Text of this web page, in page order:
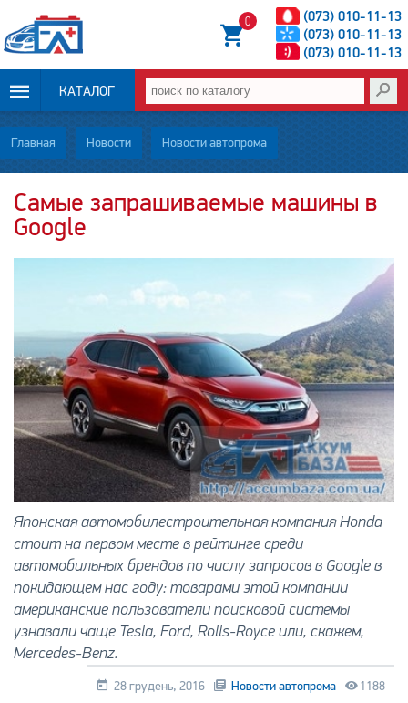
(073) 010-11-13
(073) 010-11-13
(073) 010-11-13
0
КАТАЛОГ
ОПЛАТА И
ДОСТАВКА
НОВОСТИ
КОНТАКТЫ
Главная Новости Новости автопрома
Самые запрашиваемые машины в
Google
Японская автомобилестроительная компания Honda
стоит на первом месте в рейтинге среди
автомобильных брендов по числу запросов в Google в
покидающем нас году: товарами этой компании
американские пользователи поисковой системы
узнавали чаще Tesla, Ford, Rolls-Royce или, скажем,
Mercedes-Benz.
28 грудень, 2016 Новости автопрома 1188